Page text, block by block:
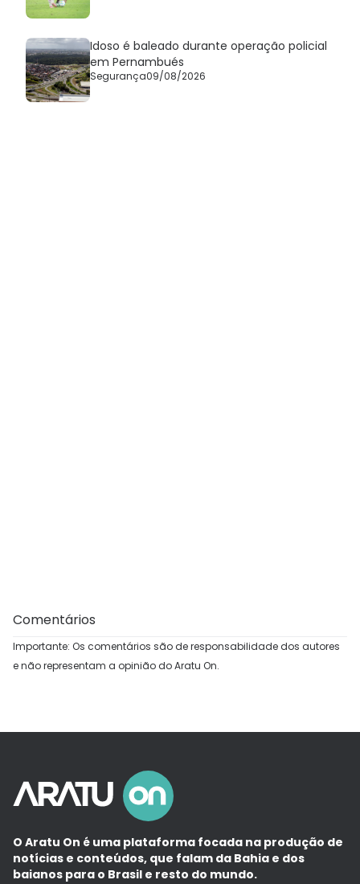
Idoso é baleado durante operação policial
em Pernambués
Segurança09/08/2026
Comentários
Importante: Os comentários são de responsabilidade dos autores
e não representam a opinião do Aratu On.
O Aratu On é uma plataforma focada na produção de
notícias e conteúdos, que falam da Bahia e dos
baianos para o Brasil e resto do mundo.